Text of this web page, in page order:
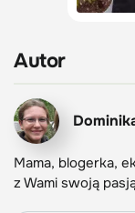
Autor
Mama, blogerka,
z Wami swoją